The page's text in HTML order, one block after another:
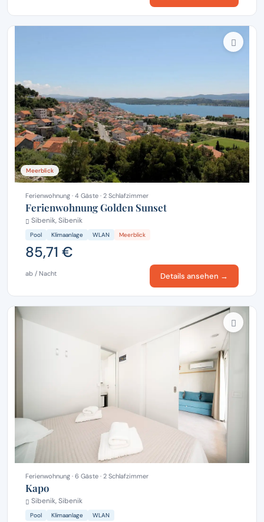
Meerblick
Ferienwohnung · 4 Gäste · 2 Schlafzimmer
Ferienwohnung Golden Sunset
Sibenik, Sibenik
Pool Klimaanlage WLAN Meerblick
85,71 €
ab / Nacht Details ansehen →
Ferienwohnung · 6 Gäste · 2 Schlafzimmer
Kapo
Sibenik, Sibenik
Pool Klimaanlage WLAN